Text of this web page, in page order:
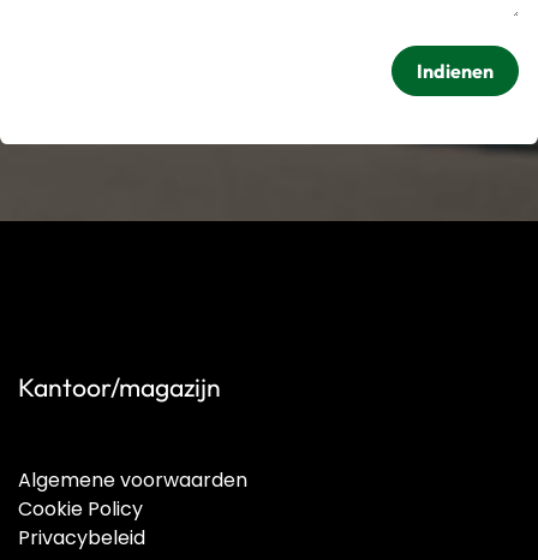
Indienen
Kantoor/magazijn
Algemene voorwaarden
Cookie Policy
Privacybeleid